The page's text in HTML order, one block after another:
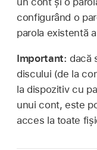
configurând o
parola existentă
Important: dacă
discului (de la
la dispozitiv cu
unui cont, este
acces la toate